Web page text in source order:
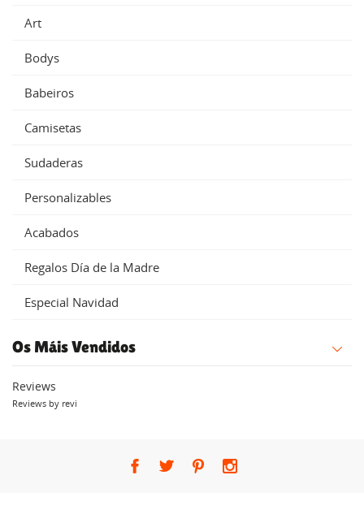
Art
Bodys
Babeiros
Camisetas
Sudaderas
Personalizables
Acabados
Regalos Día de la Madre
Especial Navidad
Os Máis Vendidos
Reviews
Reviews by revi